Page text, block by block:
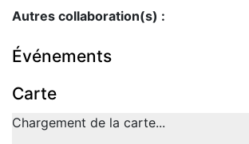
Autres collaboration(s) :
Événements
Carte
Chargement de la carte...